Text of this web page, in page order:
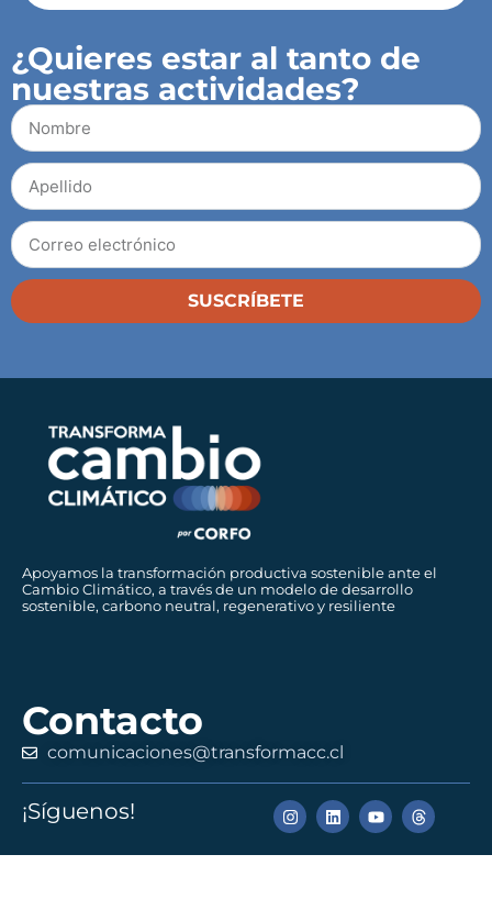
¿Quieres estar al tanto de
nuestras actividades?
SUSCRÍBETE
Apoyamos la transformación productiva sostenible ante el
Cambio Climático, a través de un modelo de desarrollo
sostenible, carbono neutral, regenerativo y resiliente
Contacto
comunicaciones@transformacc.cl
¡Síguenos!